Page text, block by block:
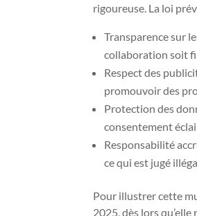
rigoureuse. La loi
Transparence sur
collaboration soit
Respect des
promouvoir des
Protection des
consentement
Responsabilité
ce qui est jugé
Pour illustrer cette
2025, dès lors